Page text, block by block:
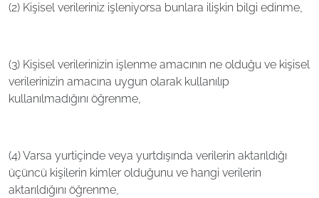
(2) Kişisel verileriniz işleniyorsa bunlara ilişkin bilgi edinme,
(3) Kişisel verilerinizin işlenme amacının ne olduğu ve kişisel
verilerinizin amacına uygun olarak kullanılıp
kullanılmadığını öğrenme,
(4) Varsa yurtiçinde veya yurtdışında verilerin aktarıldığı
üçüncü kişilerin kimler olduğunu ve hangi verilerin
aktarıldığını öğrenme,